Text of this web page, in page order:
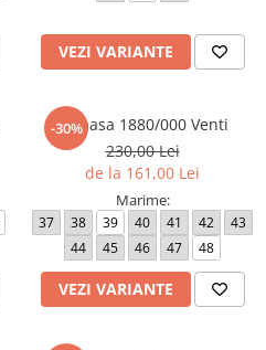
VEZI VARIANTE
-30%
Camasa 1880/000 Venti
230,00 Lei
de la 161,00 Lei
Marime:
37 38 39 40 41 42
43
44
45 46 47 48
VEZI VARIANTE